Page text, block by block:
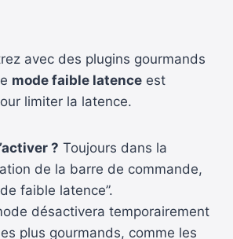
avec des plugins gourmands
mode faible latence est
limiter la latence.
? Toujours dans la
de la barre de commande,
faible latence”.
désactivera temporairement
plus gourmands, comme les